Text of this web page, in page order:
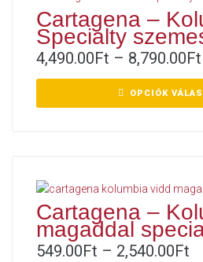
Cartagena –
Specialty
4,490.00Ft – 8,790.00Ft
OPCIÓK
Cartagena –
magaddal
549.00Ft – 2,540.00Ft